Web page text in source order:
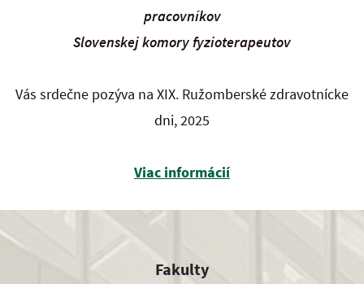
pracovníkov
Slovenskej komory fyzioterapeutov
Vás srdečne pozýva na XIX. Ružomberské zdravotnícke
dni, 2025
Viac informácií
Fakulty